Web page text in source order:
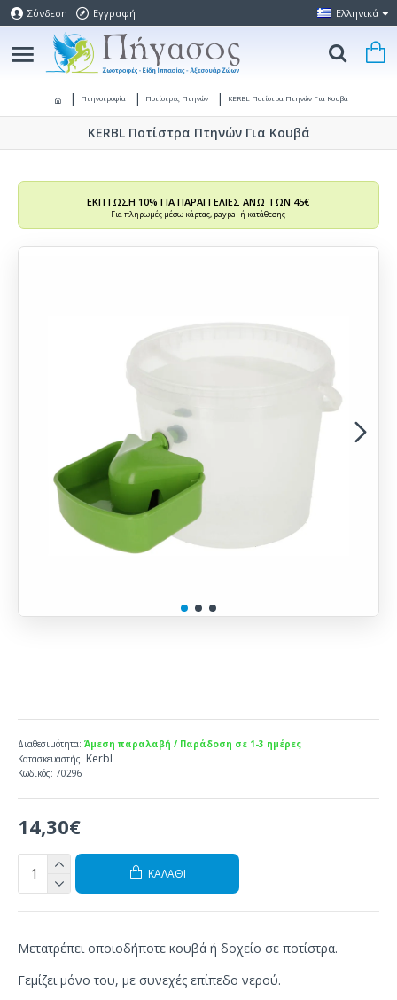
Σύνδεση Εγγραφή Ελληνικά
Πτηνοτροφία Ποτίστρες Πτηνών KERBL Ποτίστρα Πτηνών Για Κουβά
KERBL Ποτίστρα Πτηνών Για Κουβά
ΕΚΠΤΩΣΗ 10% ΓΙΑ ΠΑΡΑΓΓΕΛΙΕΣ ΑΝΩ ΤΩΝ 45€
Για πληρωμές μέσω κάρτας, paypal ή κατάθεσης
14,30€
Διαθεσιμότητα: Άμεση παραλαβή / Παράδοση σε 1-3 ημέρες
Κατασκευαστής: Kerbl
Κωδικός: 70296
ΚΑΛΆΘΙ
Μετατρέπει οποιοδήποτε κουβά ή δοχείο σε ποτίστρα.
Γεμίζει μόνο του, με συνεχές επίπεδο νερού.